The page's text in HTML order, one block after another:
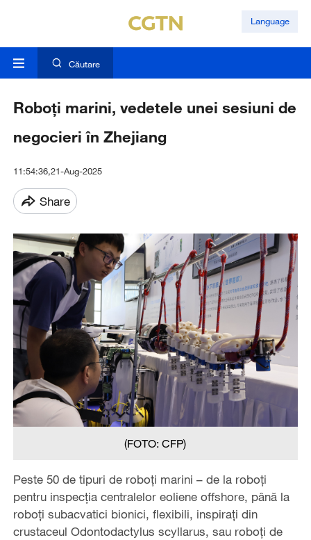
Language
Căutare
Roboți marini, vedetele unei sesiuni de
negocieri în Zhejiang
11:54:36,21-Aug-2025
Share
(FOTO: CFP)
Peste 50 de tipuri de roboți marini – de la roboți
pentru inspecția centralelor eoliene offshore, până la
roboți subacvatici bionici, flexibili, inspirați din
crustaceul Odontodactylus scyllarus, sau roboți de